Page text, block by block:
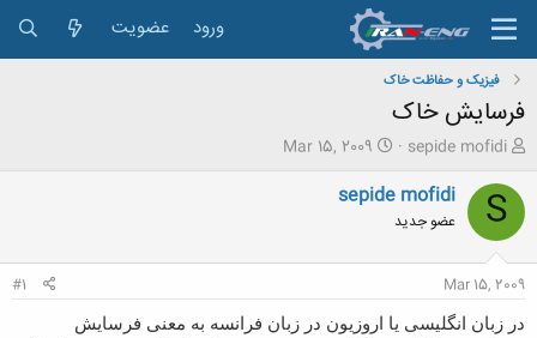
ورود عضویت
فیزیک و حفاظت خاک
فرسایش خاک
ش
و
ع
ک
ه
sepide mofidi
ت
ر
ع
Mar 15, 2009
S
sepide mofidi
عضو جدید
Mar 15, 2009
#1
در زبان انگلیسی یا اروزیون در زبان فرانسه به معنی فرسایش